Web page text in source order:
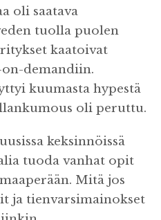
oli saatava
tuolla puolen
kaatoivat
demandiin.
kuumasta hypestä
oli peruttu.
keksinnöissä
tuoda vanhat opit
Mitä jos
ja tienvarsimainokset